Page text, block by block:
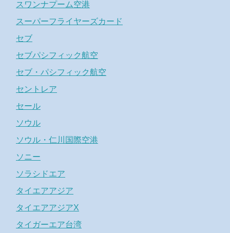
スワンナプーム空港
スーパーフライヤーズカード
セブ
セブパシフィック航空
セブ・パシフィック航空
セントレア
セール
ソウル
ソウル・仁川国際空港
ソニー
ソラシドエア
タイエアアジア
タイエアアジアX
タイガーエア台湾